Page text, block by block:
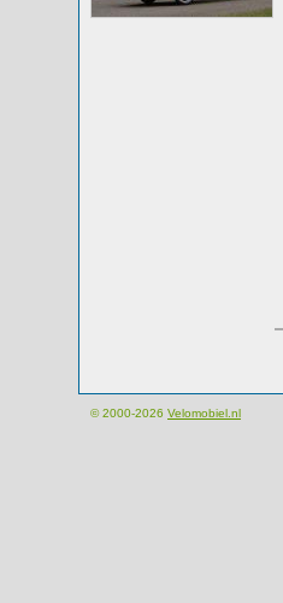
© 2000-2026 Velomobiel.nl